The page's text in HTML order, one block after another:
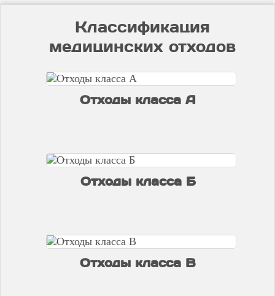
Классификация
медицинских отходов
Отходы класса А
Отходы класса Б
Отходы класса В